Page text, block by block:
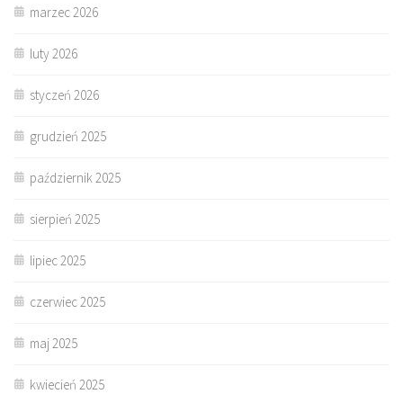
marzec 2026
luty 2026
styczeń 2026
grudzień 2025
październik 2025
sierpień 2025
lipiec 2025
czerwiec 2025
maj 2025
kwiecień 2025